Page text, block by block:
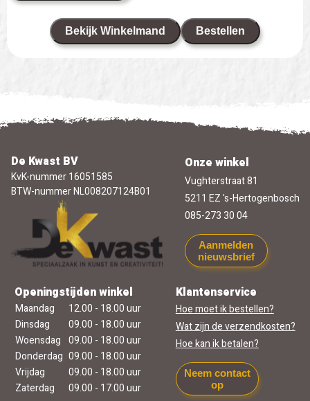
Bekijk Winkelmand Bestellen
De Kwast BV
KvK-nummer 16051585
BTW-nummer NL008207124B01
Onze winkel
Vughterstraat 81
5211 EZ 's-Hertogenbosch
085-273 30 04
Aanmelden
nieuwsbrief
Openingstijden winkel
Maandag
12.00 - 18.00 uur
Dinsdag
09.00 - 18.00 uur
Woensdag 09.00 - 18.00 uur
Donderdag 09.00 - 18.00 uur
Vrijdag
09.00 - 18.00 uur
Zaterdag
09.00 - 17.00 uur
Klantenservice
Hoe moet ik bestellen?
Wat zijn de verzendkosten?
Hoe kan ik betalen?
Neem contact
op